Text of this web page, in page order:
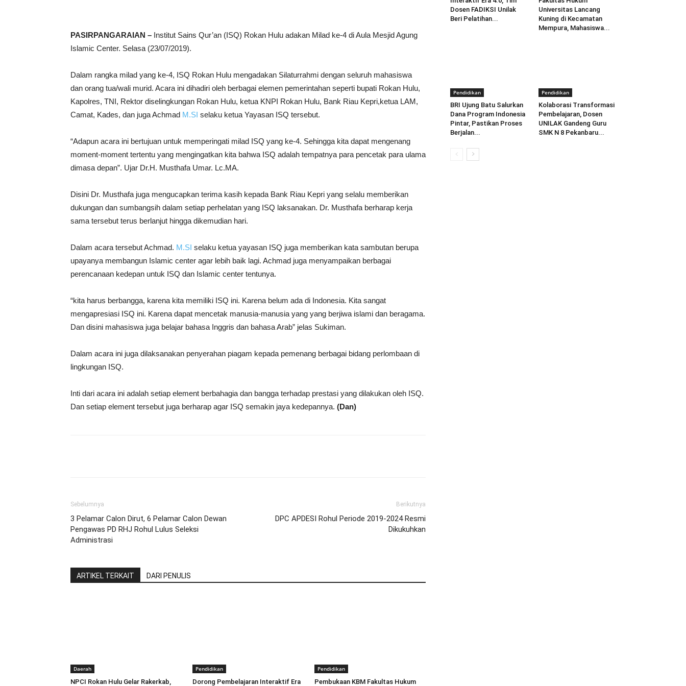
PASIRPANGARAIAN – Institut Sains Qur’an (ISQ) Rokan Hulu adakan Milad ke-4 di Aula Mesjid Agung
Islamic Center. Selasa (23/07/2019).
Dalam rangka milad yang ke-4, ISQ Rokan Hulu mengadakan Silaturrahmi dengan seluruh mahasiswa
dan orang tua/wali murid. Acara ini dihadiri oleh berbagai elemen pemerintahan seperti bupati Rokan Hulu,
Kapolres, TNI, Rektor diselingkungan Rokan Hulu, ketua KNPI Rokan Hulu, Bank Riau Kepri,ketua LAM,
Camat, Kades, dan juga Achmad M.SI selaku ketua Yayasan ISQ tersebut.
“Adapun acara ini bertujuan untuk memperingati milad ISQ yang ke-4. Sehingga kita dapat mengenang
moment-moment tertentu yang mengingatkan kita bahwa ISQ adalah tempatnya para pencetak para ulama
dimasa depan”. Ujar Dr.H. Musthafa Umar. Lc.MA.
Disini Dr. Musthafa juga mengucapkan terima kasih kepada Bank Riau Kepri yang selalu memberikan
dukungan dan sumbangsih dalam setiap perhelatan yang ISQ laksanakan. Dr. Musthafa berharap kerja
sama tersebut terus berlanjut hingga dikemudian hari.
Dalam acara tersebut Achmad. M.SI selaku ketua yayasan ISQ juga memberikan kata sambutan berupa
upayanya membangun Islamic center agar lebih baik lagi. Achmad juga menyampaikan berbagai
perencanaan kedepan untuk ISQ dan Islamic center tentunya.
“kita harus berbangga, karena kita memiliki ISQ ini. Karena belum ada di Indonesia. Kita sangat
mengapresiasi ISQ ini. Karena dapat mencetak manusia-manusia yang yang berjiwa islami dan beragama.
Dan disini mahasiswa juga belajar bahasa Inggris dan bahasa Arab” jelas Sukiman.
Dalam acara ini juga dilaksanakan penyerahan piagam kepada pemenang berbagai bidang perlombaan di
lingkungan ISQ.
Inti dari acara ini adalah setiap element berbahagia dan bangga terhadap prestasi yang dilakukan oleh ISQ.
Dan setiap element tersebut juga berharap agar ISQ semakin jaya kedepannya. (Dan)
Sebelumnya
3 Pelamar Calon Dirut, 6 Pelamar Calon Dewan
Pengawas PD RHJ Rohul Lulus Seleksi
Administrasi
Berikutnya
DPC APDESI Rohul Periode 2019-2024 Resmi
Dikukuhkan
ARTIKEL TERKAIT DARI PENULIS
Daerah
NPCI Rokan Hulu Gelar Rakerkab,
Pendidikan
Dorong Pembelajaran Interaktif Era
Pendidikan
Pembukaan KBM Fakultas Hukum
Dosen FADIKSI Unilak
Beri Pelatihan...
Universitas Lancang
Kuning di Kecamatan
Mempura, Mahasiswa...
Pendidikan
BRI Ujung Batu Salurkan
Dana Program Indonesia
Pintar, Pastikan Proses
Berjalan...
Pendidikan
Kolaborasi Transformasi
Pembelajaran, Dosen
UNILAK Gandeng Guru
SMK N 8 Pekanbaru...